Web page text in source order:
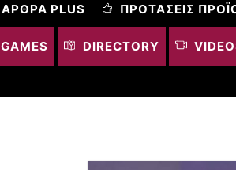
ΆΡΘΡΑ PLUS ΠΡΟΤΆΣΕΙΣ
GAMES DIRECTORY